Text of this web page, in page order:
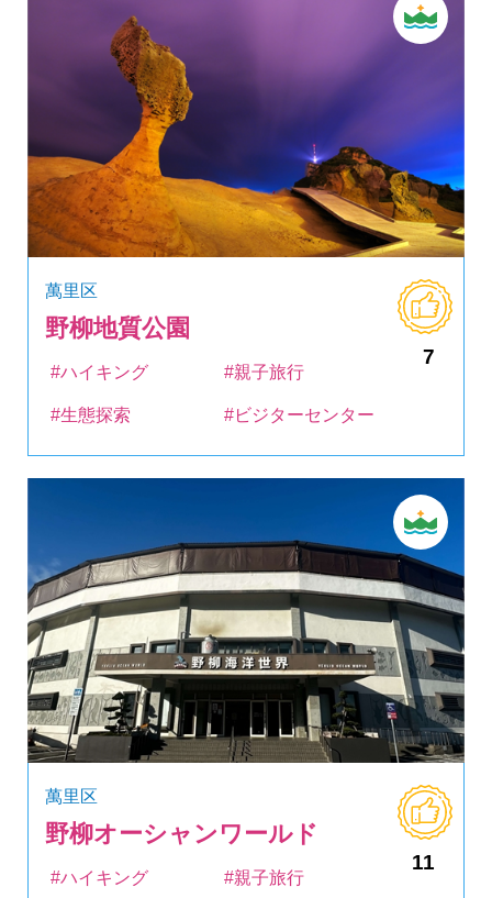
萬里区
野柳地質公園
7
#ハイキング #親子旅行
#生態探索 #ビジターセンター
萬里区
野柳オーシャンワールド
11
#ハイキング #親子旅行